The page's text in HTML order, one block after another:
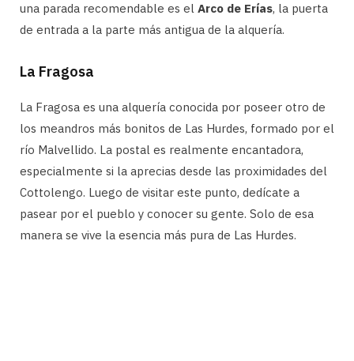
una parada recomendable es el Arco de Erías, la puerta
de entrada a la parte más antigua de la alquería.
La Fragosa
La Fragosa es una alquería conocida por poseer otro de
los meandros más bonitos de Las Hurdes, formado por el
río Malvellido. La postal es realmente encantadora,
especialmente si la aprecias desde las proximidades del
Cottolengo. Luego de visitar este punto, dedícate a
pasear por el pueblo y conocer su gente. Solo de esa
manera se vive la esencia más pura de Las Hurdes.